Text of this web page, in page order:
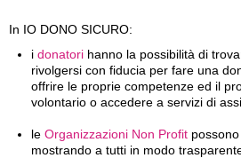
In IO DONO SICURO:
i donatori hanno la possibilità di
rivolgersi con fiducia per fare una
offrire le proprie competenze ed il
volontario o accedere a servizi di
le Organizzazioni Non Profit
mostrando a tutti in modo